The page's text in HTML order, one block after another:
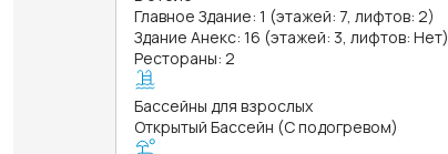
Главное Здание: 1 (этажей: 7, лифтов: 2)
Здание Анекс: 16 (этажей: 3, лифтов: Нет)
Рестораны: 2
Бассейны для взрослых
Открытый Бассейн (С подогревом)